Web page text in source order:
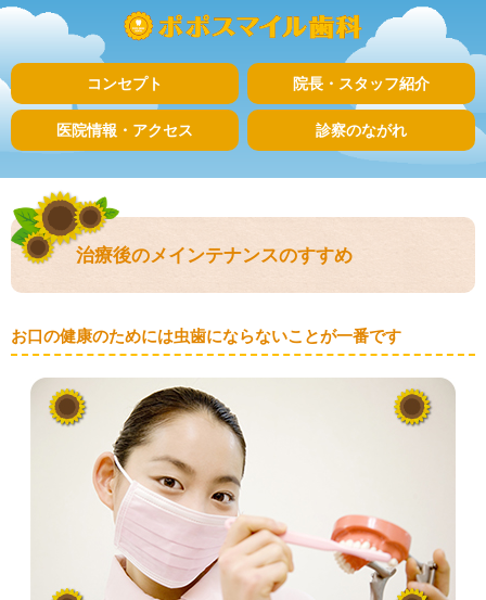
コンセプト 院長・スタッフ紹介
医院情報・アクセス 診察のながれ
治療後のメインテナンスのすすめ
お口の健康のためには虫歯にならないことが一番です